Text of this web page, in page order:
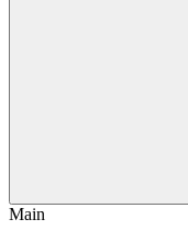
Main